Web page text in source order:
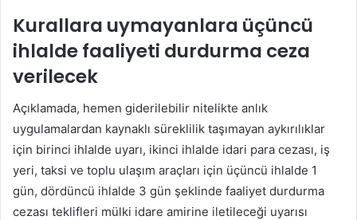
Kurallara uymayanlara üçüncü
ihlalde faaliyeti durdurma ceza
verilecek
Açıklamada, hemen giderilebilir nitelikte anlık
uygulamalardan kaynaklı süreklilik taşımayan aykırılıklar
için birinci ihlalde uyarı, ikinci ihlalde idari para cezası, iş
yeri, taksi ve toplu ulaşım araçları için üçüncü ihlalde 1
gün, dördüncü ihlalde 3 gün şeklinde faaliyet durdurma
cezası teklifleri mülki idare amirine iletileceği uyarısı